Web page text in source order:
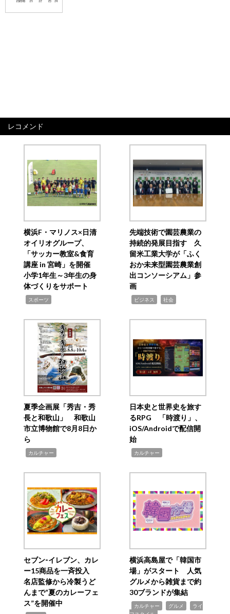
レコメンド
横浜F・マリノス×日清
オイリオグループ、
「サッカー教室&食育
講座 in 宮崎」を開催
小学1年生～3年生の身
体づくりをサポート
スポーツ
先端技術で園芸農業の
持続的発展目指す 久
留米工業大学が「ふく
おか未来型園芸農業創
出コンソーシアム」参
画
ビジネス 社会
夏季企画展「秀吉・秀
長と和歌山」 和歌山
市立博物館で8月8日か
ら
カルチャー
日本史と世界史を旅す
るRPG 「時渡り」、
iOS/Androidで配信開
始
カルチャー
セブン‐イレブン、カレ
ー15商品を一斉投入
名店監修から冷製うど
んまで“夏のカレーフェ
ス”を開催中
横浜高島屋で「韓国市
場」がスタート 人気
グルメから雑貨まで約
30ブランドが集結
カルチャー グルメ
ライ